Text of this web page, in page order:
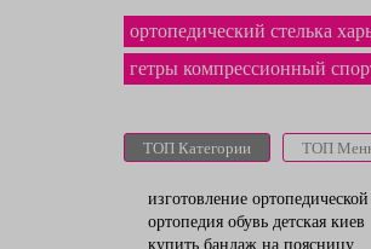
ортопедический стелька
гетры компрессионный
ТОП Категории ТОП
изготовление ортопедической
ортопедия обувь детская киев
купить бандаж на поясницу